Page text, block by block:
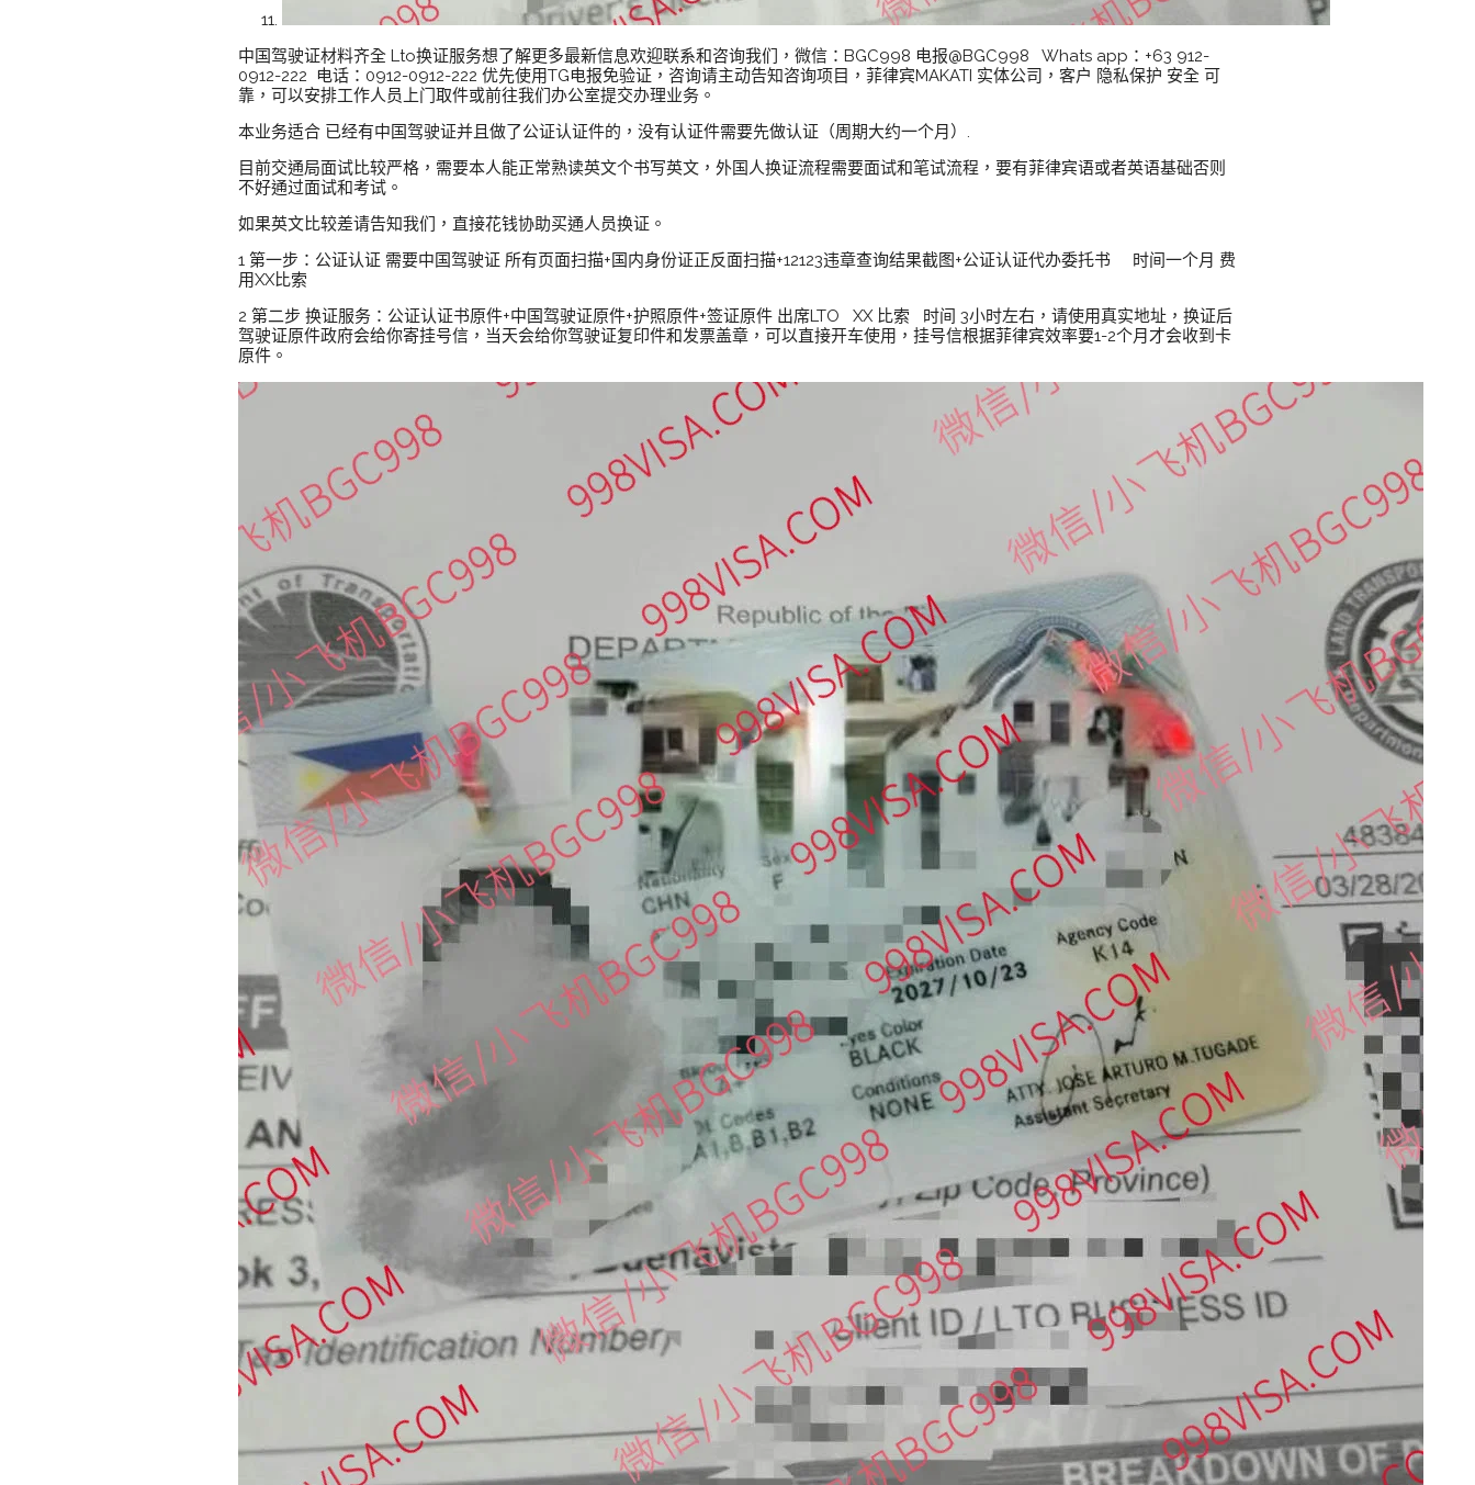
中国驾驶证材料齐全 Lto换证服务想了解更多最新信息欢迎联系和咨询我们，微信：BGC998 电报@BGC998 Whats app：+63 912-
0912-222 电话：0912-0912-222 优先使用TG电报免验证，咨询请主动告知咨询项目，菲律宾MAKATI 实体公司，客户 隐私保护 安全 可
靠，可以安排工作人员上门取件或前往我们办公室提交办理业务。
本业务适合 已经有中国驾驶证并且做了公证认证件的，没有认证件需要先做认证（周期大约一个月）.
目前交通局面试比较严格，需要本人能正常熟读英文个书写英文，外国人换证流程需要面试和笔试流程，要有菲律宾语或者英语基础否则
不好通过面试和考试。
如果英文比较差请告知我们，直接花钱协助买通人员换证。
1 第一步：公证认证 需要中国驾驶证 所有页面扫描+国内身份证正反面扫描+12123违章查询结果截图+公证认证代办委托书 时间一个月 费
用XX比索
2 第二步 换证服务：公证认证书原件+中国驾驶证原件+护照原件+签证原件 出席LTO XX 比索 时间 3小时左右，请使用真实地址，换证后
驾驶证原件政府会给你寄挂号信，当天会给你驾驶证复印件和发票盖章，可以直接开车使用，挂号信根据菲律宾效率要1-2个月才会收到卡
原件。